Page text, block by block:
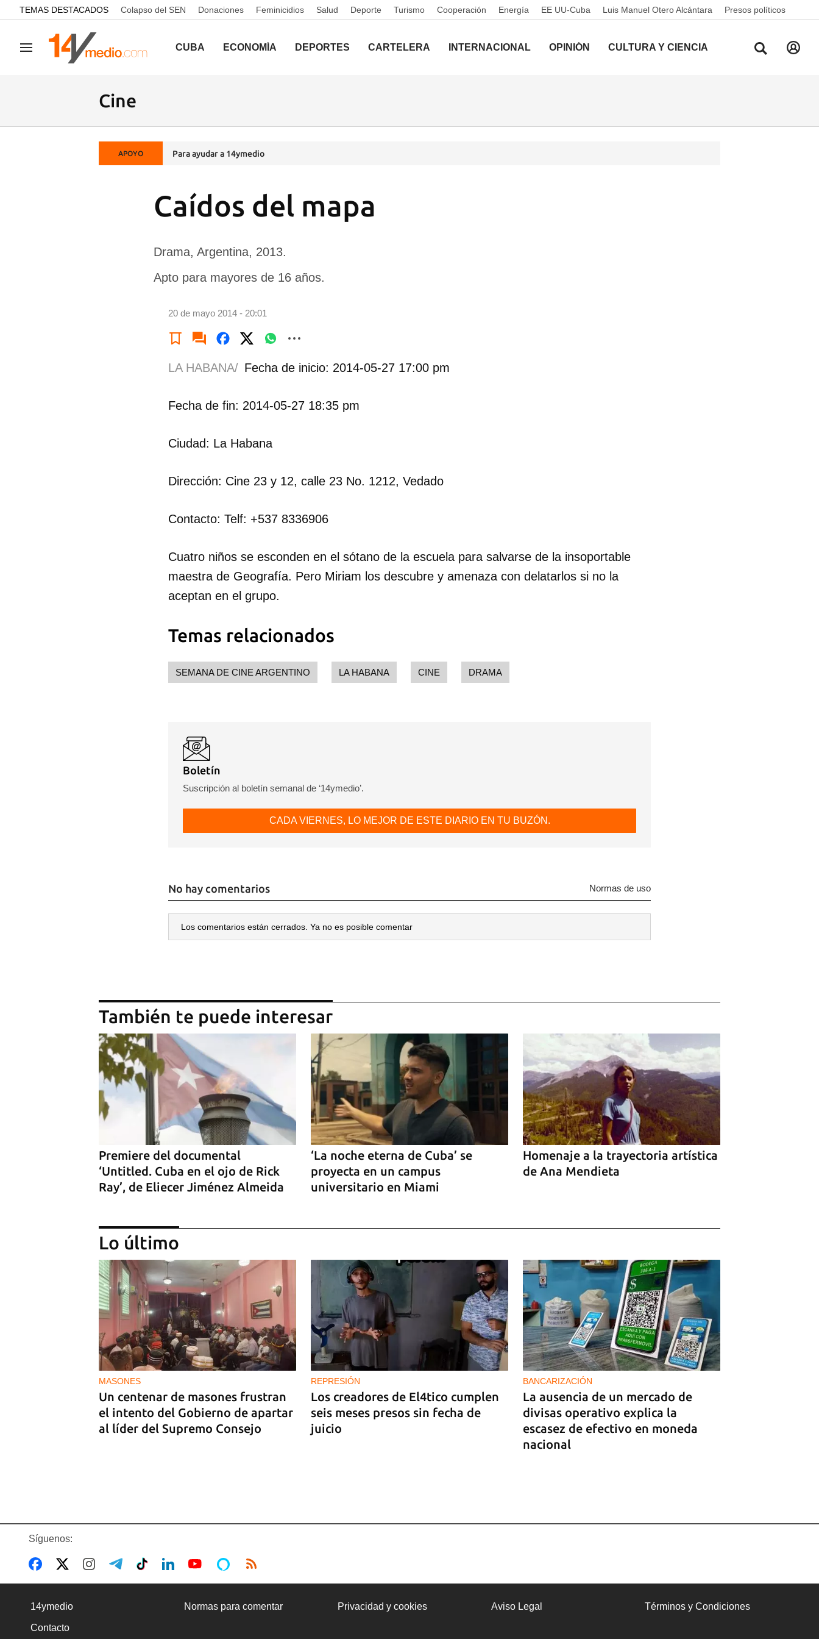
common.go-to-content
TEMAS DESTACADOS Colapso del SEN Donaciones Feminicidios Salud Deporte Turismo Cooperación Energía EE UU-Cuba Luis Manuel Otero Alcántara Presos políticos
Navegación CUBA ECONOMÍA DEPORTES CARTELERA INTERNACIONAL OPINIÓN CULTURA Y CIENCIA
Cine
APOYO Para ayudar a 14ymedio
Caídos del mapa
Drama, Argentina, 2013.
Apto para mayores de 16 años.
20 de mayo 2014 - 20:01
Guardar como favorito
Para poder guardar como favorito, primero has de iniciar sesión con tu
LA HABANA/ Fecha de inicio: 2014-05-27 17:00 pm
Fecha de fin: 2014-05-27 18:35 pm
Ciudad: La Habana
Dirección: Cine 23 y 12, calle 23 No. 1212, Vedado
Contacto: Telf: +537 8336906
Cuatro niños se esconden en el sótano de la escuela para salvarse de la insoportable
maestra de Geografía. Pero Miriam los descubre y amenaza con delatarlos si no la
aceptan en el grupo.
Temas relacionados
SEMANA DE CINE ARGENTINO LA HABANA CINE DRAMA
Boletín
Suscripción al boletín semanal de ‘14ymedio’.
CADA VIERNES, LO MEJOR DE ESTE DIARIO EN TU BUZÓN.
No hay comentarios Normas de uso
Los comentarios están cerrados. Ya no es posible comentar
También te puede interesar
Premiere del documental
‘Untitled. Cuba en el ojo de Rick
Ray’, de Eliecer Jiménez Almeida
‘La noche eterna de Cuba’ se
proyecta en un campus
universitario en Miami
Homenaje a la trayectoria artística
de Ana Mendieta
Estreno del documental ‘Chirino’,
del cineasta cubano Jorge Soliño
Lo último
MASONES
Un centenar de masones frustran
el intento del Gobierno de apartar
al líder del Supremo Consejo
REPRESIÓN
Los creadores de El4tico cumplen
seis meses presos sin fecha de
juicio
BANCARIZACIÓN
La ausencia de un mercado de
divisas operativo explica la
escasez de efectivo en moneda
nacional
Marco Rubio advierte de que La
Síguenos:
14ymedio Normas para comentar Privacidad y cookies Aviso Legal Términos y Condiciones
Contacto